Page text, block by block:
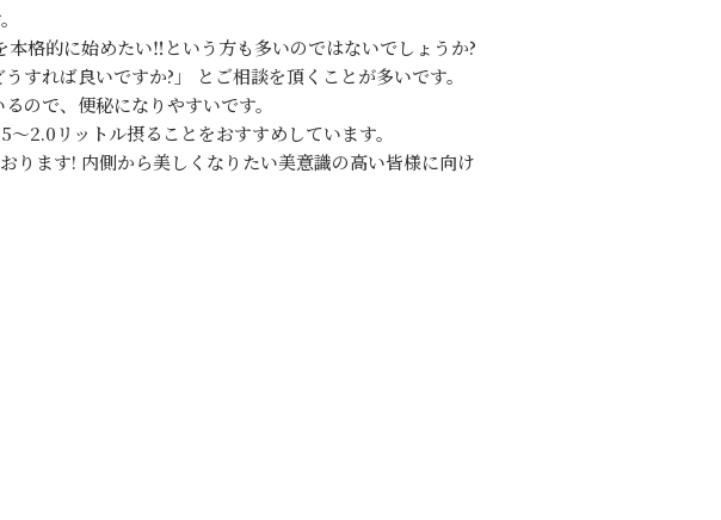
格的に始めたい‼という方も多いのではないでしょうか?
れば良いですか?」 とご相談を頂くことが多いです。
ので、便秘になりやすいです。
2.0リットル摂ることをおすすめしています。
ります! 内側から美しくなりたい美意識の高い皆様に向け